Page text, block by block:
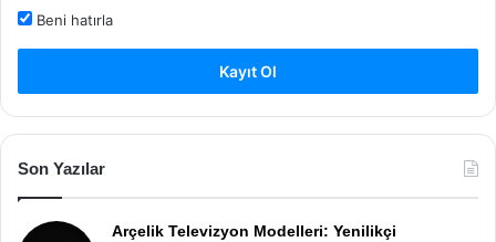
Beni hatırla
Kayıt Ol
Son Yazılar
Arçelik Televizyon Modelleri: Yenilikçi